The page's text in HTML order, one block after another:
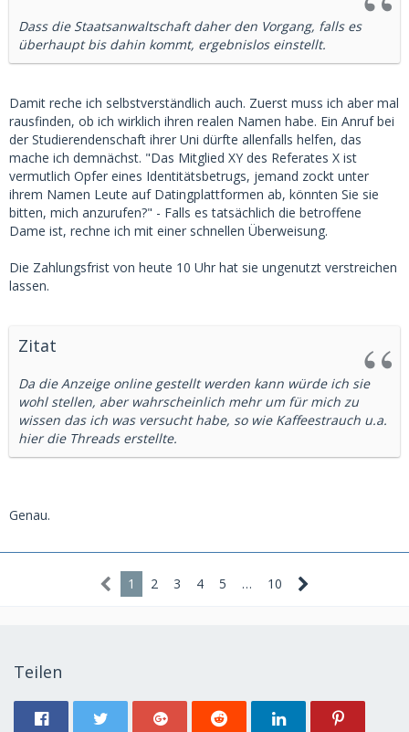
Dass die Staatsanwaltschaft daher den Vorgang, falls es
überhaupt bis dahin kommt, ergebnislos einstellt.
Damit reche ich selbstverständlich auch. Zuerst muss ich aber mal
rausfinden, ob ich wirklich ihren realen Namen habe. Ein Anruf bei
der Studierendenschaft ihrer Uni dürfte allenfalls helfen, das
mache ich demnächst. "Das Mitglied XY des Referates X ist
vermutlich Opfer eines Identitätsbetrugs, jemand zockt unter
ihrem Namen Leute auf Datingplattformen ab, könnten Sie sie
bitten, mich anzurufen?" - Falls es tatsächlich die betroffene
Dame ist, rechne ich mit einer schnellen Überweisung.
Die Zahlungsfrist von heute 10 Uhr hat sie ungenutzt verstreichen
lassen.
Zitat
Da die Anzeige online gestellt werden kann würde ich sie
wohl stellen, aber wahrscheinlich mehr um für mich zu
wissen das ich was versucht habe, so wie Kaffeestrauch u.a.
hier die Threads erstellte.
Genau.
1 2 3 4 5 … 10
Teilen